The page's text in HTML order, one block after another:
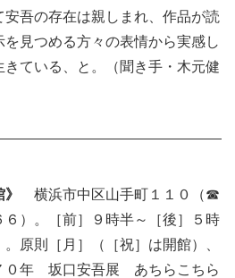
吾の存在は親しまれ、作品が読
見つめる方々の表情から実感し
ている、と。（聞き手・木元健
》 横浜市中区山手町１１０（☎
６）。［前］９時半～［後］５時
。原則［月］（［祝］は開館）、
０年 坂口安吾展 あちらこちら